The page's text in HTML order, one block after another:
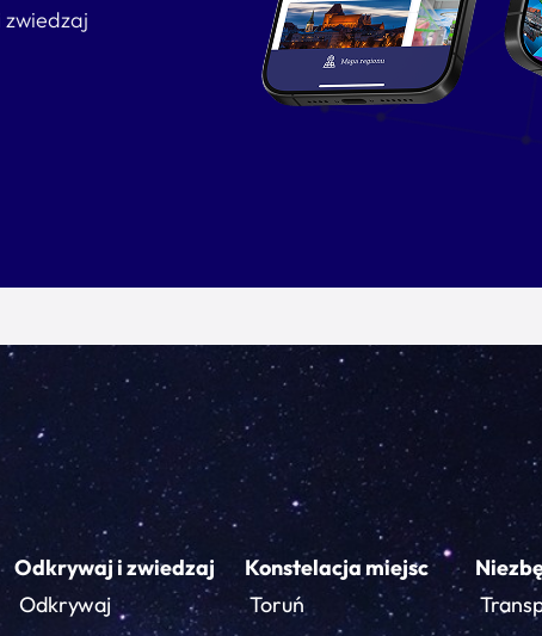
Odkrywaj i zwiedzaj
Odkrywaj
Konstelacja miejsc
Toruń